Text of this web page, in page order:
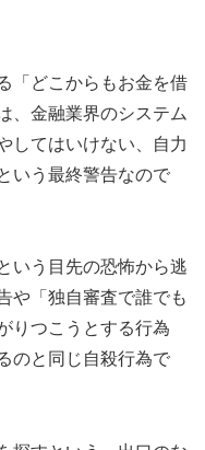
「どこからもお金を借
、金融業界のシステム
してはいけない、自力
いう最終警告なので
いう目先の恐怖から逃
や「独自審査で誰でも
りつこうとする行為
のと同じ自殺行為で